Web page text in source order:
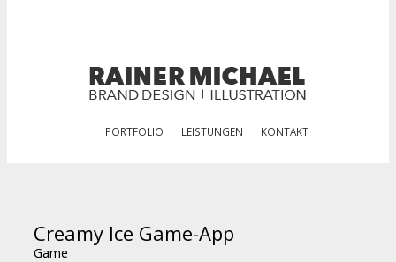
PORTFOLIO LEISTUNGEN KONTAKT
Creamy Ice Game-App
Game